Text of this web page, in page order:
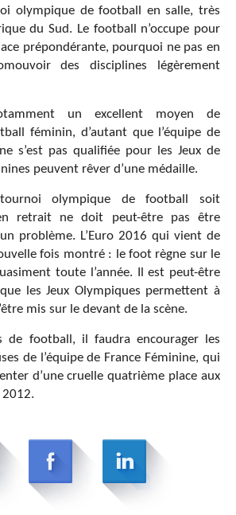
olympique de football en salle, très
du Sud. Le football n’occupe pour
prépondérante, pourquoi ne pas en
des disciplines légèrement
un excellent moyen de
féminin, d’autant que l’équipe de
s’est pas qualifiée pour les Jeux de
peuvent rêver d’une médaille.
olympique de football soit
retrait ne doit peut-être pas être
problème. L’Euro 2016 qui vient de
fois montré : le foot règne sur le
toute l’année. Il est peut-être
les Jeux Olympiques permettent à
mis sur le devant de la scène.
de football, il faudra encourager les
de l’équipe de France Féminine, qui
d’une cruelle quatrième place aux
2012.